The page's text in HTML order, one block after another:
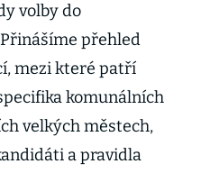
volby do
přehled
mezi které patří
komunálních
velkých městech,
a pravidla